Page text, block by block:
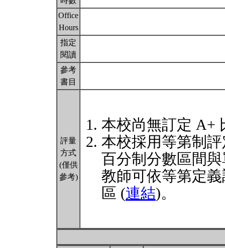
Office
Hours
指定
閱讀
參考
書目
評量
方式
(僅供
參考)
本校尚無訂定 A+
本校採用等第制
百分制分數區間
教師可依等第定
區 (連結)。